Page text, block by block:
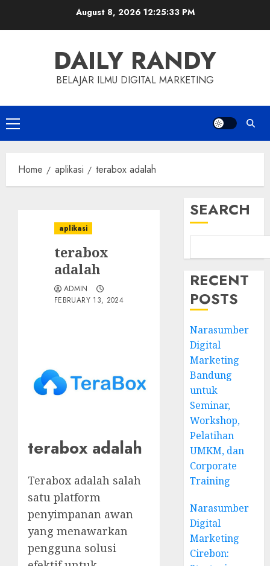
August 8, 2026 12:25:34 PM
DAILY RANDY
BELAJAR ILMU DIGITAL MARKETING
Primary
Menu
Home aplikasi terabox adalah
aplikasi
terabox
adalah
ADMIN
FEBRUARY 13, 2024
terabox adalah
Terabox adalah salah
satu platform
penyimpanan awan
yang menawarkan
pengguna solusi
SEARCH
RECENT
POSTS
Narasumber
Digital
Marketing
Bandung
untuk
Seminar,
Workshop,
Pelatihan
UMKM, dan
Corporate
Training
Narasumber
Digital
Marketing
Cirebon: